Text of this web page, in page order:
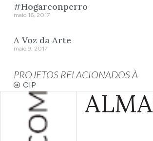
#Hogarconperro
maio 16, 2017
A Voz da Arte
maio 9, 2017
PROJETOS RELACIONADOS À
CIP
ALMA